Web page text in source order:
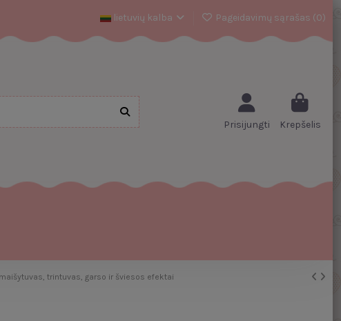
lietuvių kalba Pageidavimų sąrašas (0)
Prisijungti Krepšelis
trintuvas, garso ir šviesos efektai